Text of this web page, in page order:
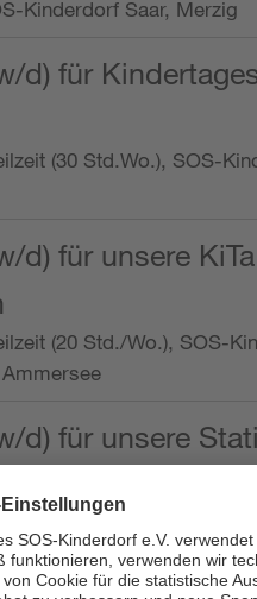
Kinderdorf Saar, Merzig
d) für
(30 Std.Wo.), SOS-
d) für unsere
(20 Std./Wo.), SOS-
d) für unsere
oder Teilzeit (mind. 30